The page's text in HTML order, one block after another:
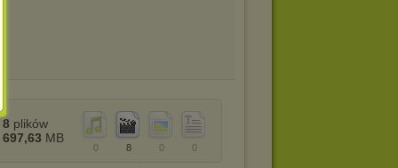
0
0
8
0
8 plików
697,63 MB